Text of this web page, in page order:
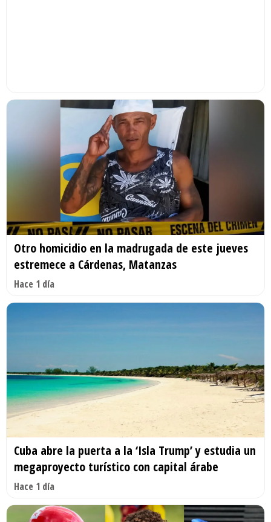
Otro homicidio en la madrugada de este jueves
estremece a Cárdenas, Matanzas
Hace 1 día
Cuba abre la puerta a la ‘Isla Trump’ y estudia un
megaproyecto turístico con capital árabe
Hace 1 día